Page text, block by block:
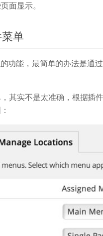
面显示。
单
功能，最简单的办法是通
其实不是太准确，根据插